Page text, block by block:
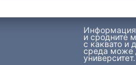
и сродните
с каквато и
среда може
университет.